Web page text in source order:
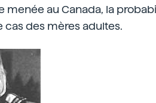
menée au Canada, la
cas des mères adultes.